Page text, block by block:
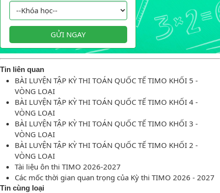
GỬI NGAY
Tin liên quan
BÀI LUYỆN TẬP KỲ THI TOÁN QUỐC TẾ TIMO KHỐI 5 -
VÒNG LOẠI
BÀI LUYỆN TẬP KỲ THI TOÁN QUỐC TẾ TIMO KHỐI 4 -
VÒNG LOẠI
BÀI LUYỆN TẬP KỲ THI TOÁN QUỐC TẾ TIMO KHỐI 3 -
VÒNG LOẠI
BÀI LUYỆN TẬP KỲ THI TOÁN QUỐC TẾ TIMO KHỐI 2 -
VÒNG LOẠI
Tài liệu ôn thi TIMO 2026-2027
Các mốc thời gian quan trọng của Kỳ thi TIMO 2026 - 2027
Tin cùng loại